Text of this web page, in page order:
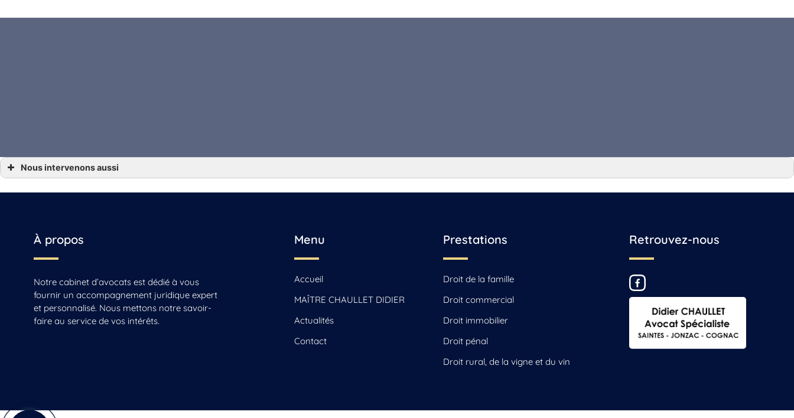
Nous intervenons aussi
*** Vente fonds de commerce Reignac
*** Vente fonds de commerce Sonnac
À propos
Notre cabinet d’avocats est dédié à vous
fournir un accompagnement juridique expert
et personnalisé. Nous mettons notre savoir-
faire au service de vos intérêts.
Menu
Accueil
MAÎTRE CHAULLET DIDIER
Actualités
Contact
Prestations
Droit de la famille
Droit commercial
Droit immobilier
Droit pénal
Droit rural, de la vigne et du vin
Retrouvez-nous